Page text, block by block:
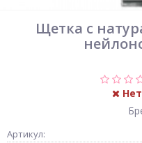
Щетка с
Артикул: